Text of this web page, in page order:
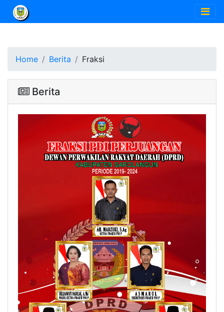
Home Berita Fraksi
Berita